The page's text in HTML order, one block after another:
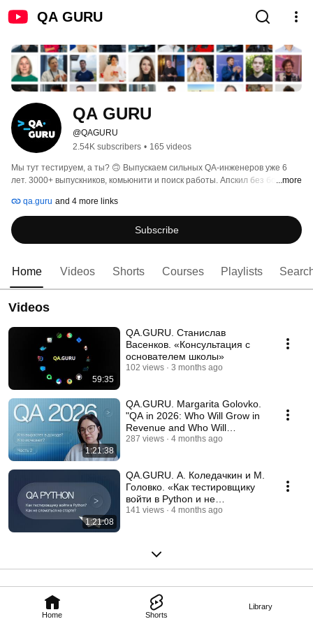
QA GURU
Home Shorts
Library
QA GURU
@QAGURU
2.54K subscribers • 165 videos
Мы тут тестируем, а ты? 🙃 Выпускаем сильных QA-инженеров уже 6
лет. 3000+ выпускников, комьюнити и поиск работы. Апскил без боли. ...more
qa.guru and 4 more links
Subscribe
Home Videos Shorts Courses Playlists
Videos
59:35
QA.GURU. Станислав
Васенков. «Консультация с
основателем школы»
102 views 3 months ago
1:21:38
QA.GURU. Margarita Golovko.
"QA in 2026: Who Will Grow in
Revenue and Who Will
Disappear from the...
287 views 4 months ago
1:21:08
QA.GURU. А. Коледачкин и М.
Головко. «Как тестировщику
войти в Python и не
сломаться на старте»
141 views 4 months ago